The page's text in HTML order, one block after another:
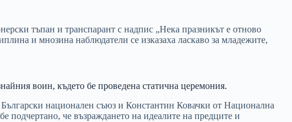
тъпан и транспарант с надпис „Нека празникът е отново
и мнозина наблюдатели се изказаха ласкаво за младежите,
воин, където бе проведена статична церемония.
национален съюз и Константин Ковачки от Национална
подчертано, че възраждането на идеалите на предците и